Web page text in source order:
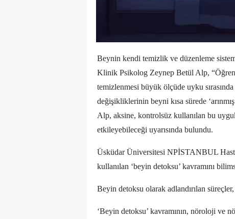
Beynin kendi temizlik ve düzenleme
Klinik Psikolog Zeynep Betül Alp,
temizlenmesi büyük ölçüde uyku
değişikliklerinin beyni kısa sürede
Alp, aksine, kontrolsüz kullanılan bu
etkileyebileceği uyarısında bulundu.
Üsküdar Üniversitesi NPİSTANBUL
kullanılan ‘beyin detoksu’ kavramını
Beyin detoksu olarak adlandırılan
‘Beyin detoksu’ kavramının, nöroloji ve